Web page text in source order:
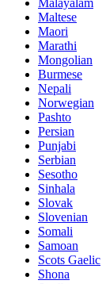
Malayalam
Maltese
Maori
Marathi
Mongolian
Burmese
Nepali
Norwegian
Pashto
Persian
Punjabi
Serbian
Sesotho
Sinhala
Slovak
Slovenian
Somali
Samoan
Scots Gaelic
Shona